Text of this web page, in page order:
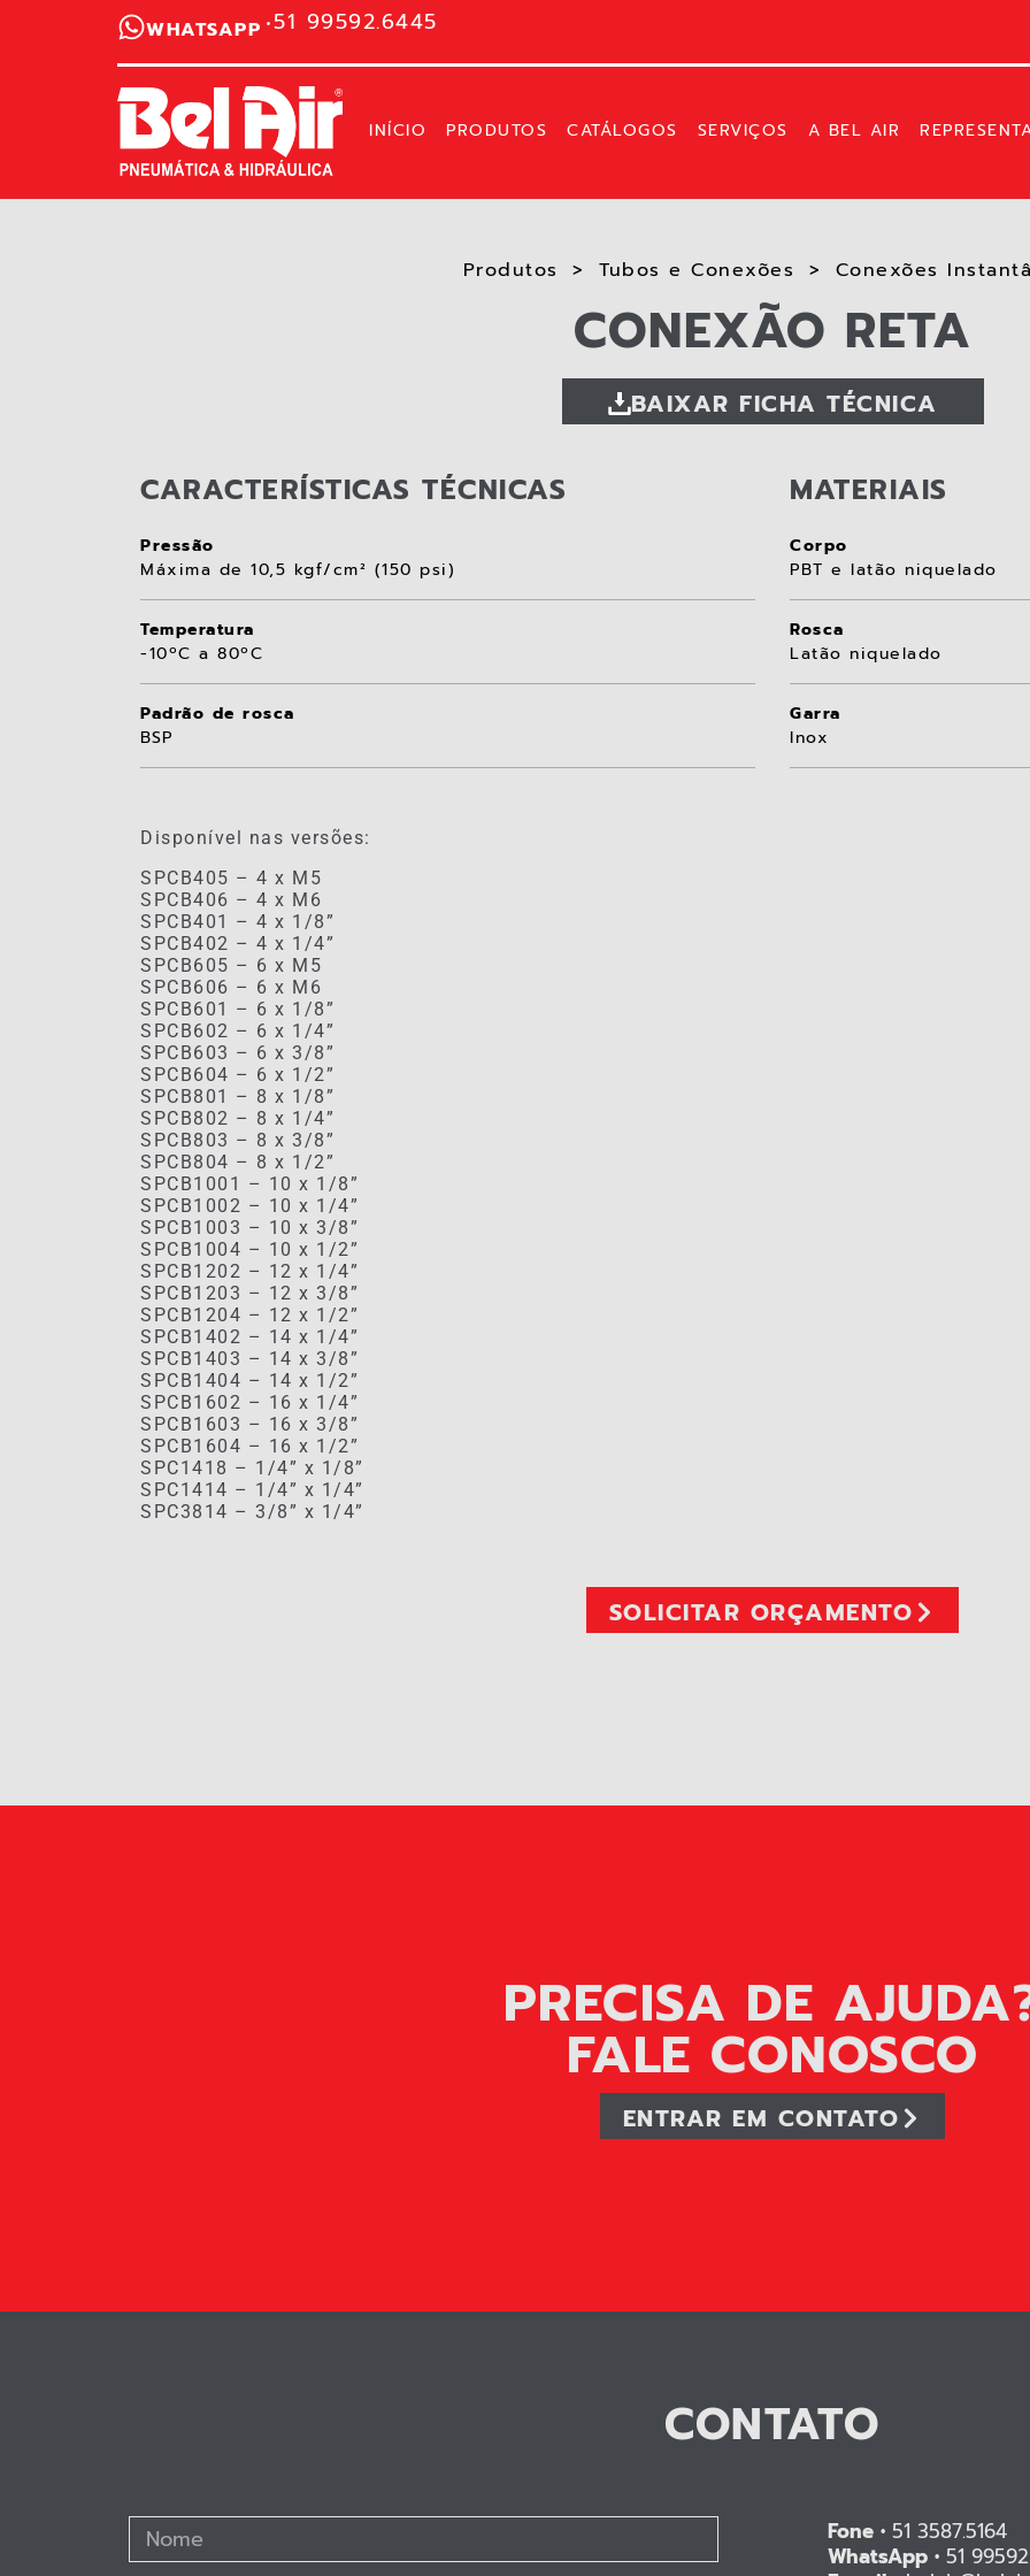
WHATSAPP 51 99592.6445
INÍCIO PRODUTOS CATÁLOGOS SERVIÇOS A BEL AIR
Produtos Tubos e Conexões Conexões
CONEXÃO RETA
BAIXAR FICHA TÉCNICA
CARACTERÍSTICAS TÉCNICAS
Pressão
Máxima de 10,5 kgf/cm² (150 psi)
Temperatura
-10ºC a 80ºC
Padrão de rosca
BSP
MATERIAIS
Corpo
PBT e latão niquelado
Rosca
Latão niquelado
Garra
Inox
Disponível nas versões:
SPCB405 – 4 x M5
SPCB406 – 4 x M6
SPCB401 – 4 x 1/8”
SPCB402 – 4 x 1/4”
SPCB605 – 6 x M5
SPCB606 – 6 x M6
SPCB601 – 6 x 1/8”
SPCB602 – 6 x 1/4”
SPCB603 – 6 x 3/8”
SPCB604 – 6 x 1/2”
SPCB801 – 8 x 1/8”
SPCB802 – 8 x 1/4”
SPCB803 – 8 x 3/8”
SPCB804 – 8 x 1/2”
SPCB1001 – 10 x 1/8”
SPCB1002 – 10 x 1/4”
SPCB1003 – 10 x 3/8”
SPCB1004 – 10 x 1/2”
SPCB1202 – 12 x 1/4”
SPCB1203 – 12 x 3/8”
SPCB1204 – 12 x 1/2”
SPCB1402 – 14 x 1/4”
SPCB1403 – 14 x 3/8”
SPCB1404 – 14 x 1/2”
SPCB1602 – 16 x 1/4”
SPCB1603 – 16 x 3/8”
SPCB1604 – 16 x 1/2”
SPC1418 – 1/4” x 1/8”
SPC1414 – 1/4” x 1/4”
SPC3814 – 3/8” x 1/4”
SOLICITAR ORÇAMENTO
PRECISA DE
FALE CONOSCO
ENTRAR EM CONTATO
CONTATO
Fone •51 3587.5164
WhatsApp •51